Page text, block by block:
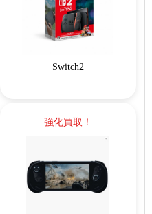
Switch2
強化買取！